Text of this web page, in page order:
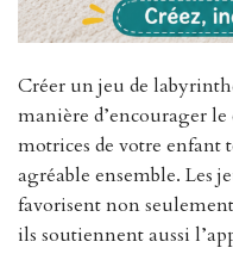
Créer un jeu de
manière d’encourager
motrices de votre enfant
agréable ensemble. Les
favorisent non
ils soutiennent aussi